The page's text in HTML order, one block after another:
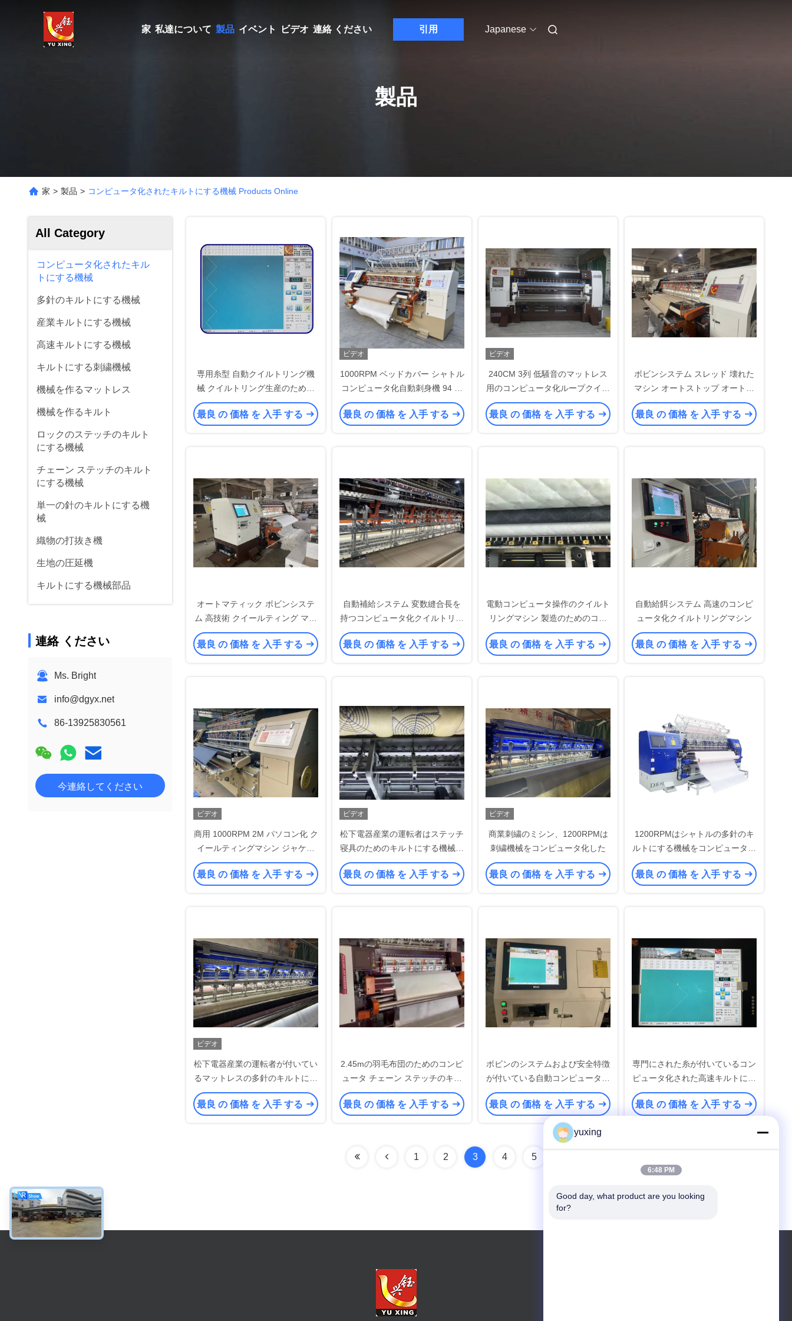
家 私達について 製品 イベント ビデオ 連絡 ください 引用 Japanese
製品
家 > 製品 > コンピュータ化されたキルトにする機械 Products Online
All Category
コンピュータ化されたキル
トにする機械
多針のキルトにする機械
産業キルトにする機械
高速キルトにする機械
キルトにする刺繍機械
機械を作るマットレス
機械を作るキルト
ロックのステッチのキルト
にする機械
チェーン ステッチのキルト
にする機械
単一の針のキルトにする機
械
織物の打抜き機
生地の圧延機
キルトにする機械部品
連絡 ください
Ms. Bright
info@dgyx.net
86-13925830561
今連絡してください
専用糸型 自動クイルトリング機
械 クイルトリング生産のための
コンピュータ制御
最良 の 価格 を 入手 する
ビデオ
1000RPM ベッドカバー シャトル
コンピュータ化自動刺身機 94 イ
ッチ
最良 の 価格 を 入手 する
ビデオ
240CM 3列 低騒音のマットレス
用のコンピュータ化ループクイル
トリングマシン
最良 の 価格 を 入手 する
ボビンシステム スレッド 壊れた
マシン オートストップ オートマ
ティック クイルトリングマシン
最良 の 価格 を 入手 する
オートマティック ボビンシステ
ム 高技術 クイールティング マシ
ン 安全性
最良 の 価格 を 入手 する
自動補給システム 変数縫合長を
持つコンピュータ化クイルトリン
グマシン
最良 の 価格 を 入手 する
電動コンピュータ操作のクイルト
リングマシン 製造のためのコン
ピュータ制御
最良 の 価格 を 入手 する
自動給餌システム 高速のコンピ
ュータ化クイルトリングマシン
最良 の 価格 を 入手 する
ビデオ
商用 1000RPM 2M パソコン化 ク
イールティングマシン ジャケッ
ト用
最良 の 価格 を 入手 する
ビデオ
松下電器産業の運転者はステッチ
寝具のためのキルトにする機械多
針を鎖でつなぐ
最良 の 価格 を 入手 する
ビデオ
商業刺繍のミシン、1200RPMは
刺繍機械をコンピュータ化した
最良 の 価格 を 入手 する
1200RPMはシャトルの多針のキ
ルトにする機械をコンピュータ化
した
最良 の 価格 を 入手 する
ビデオ
松下電器産業の運転者が付いてい
るマットレスの多針のキルトにす
る機械
最良 の 価格 を 入手 する
2.45mの羽毛布団のためのコンピ
ュータ チェーン ステッチのキル
トにする機械1500RPM
最良 の 価格 を 入手 する
ボビンのシステムおよび安全特徴
が付いている自動コンピュータ化
されたキルトにする機械
最良 の 価格 を 入手 する
専門にされた糸が付いているコン
ピュータ化された高速キルトにす
る機械
最良 の 価格 を 入手 する
1 2 3 4 5
yuxing
6:48 PM
Good day, what product are you looking
for?